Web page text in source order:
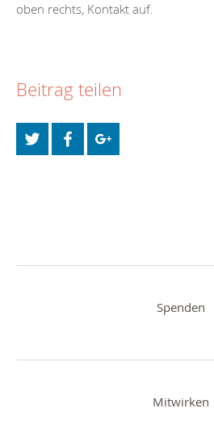
oben rechts, Kontakt auf.
Beitrag teilen
Spenden
Mitwirken